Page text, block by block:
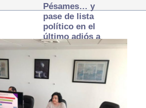
Pésames… y
pase de lista
político en el
último adiós a
Papá Grande